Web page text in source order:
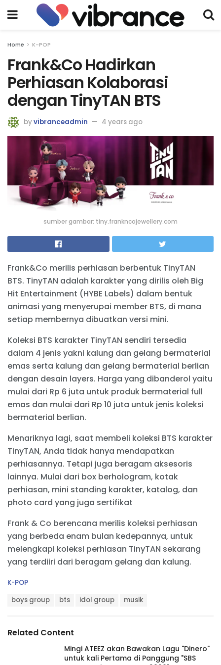
Home K-POP
Frank&Co Hadirkan
Perhiasan Kolaborasi
dengan TinyTAN BTS
byvibranceadmin 4 years ago
sumber gambar: tiny.frankncojewellery.com
Frank&Co merilis perhiasan berbentuk TinyTAN
BTS. TinyTAN adalah karakter yang dirilis oleh Big
Hit Entertainment (HYBE Labels) dalam bentuk
animasi yang menyerupai member BTS, di mana
setiap membernya dibuatkan versi mini.
Koleksi BTS karakter TinyTAN sendiri tersedia
dalam 4 jenis yakni kalung dan gelang bermaterial
emas serta kalung dan gelang bermaterial berlian
dengan desain layers. Harga yang dibanderol yaitu
mulai dari Rp 6 juta untuk produk bermaterial full
emas dan mulai dari Rp 10 juta untuk jenis koleksi
bermaterial berlian.
Menariknya lagi, saat membeli koleksi BTS karakter
TinyTAN, Anda tidak hanya mendapatkan
perhiasannya. Tetapi juga beragam aksesoris
lainnya. Mulai dari box berhologram, kotak
perhiasan, mini standing karakter, katalog, dan
photo card yang juga sertifikat
Frank & Co berencana merilis koleksi perhiasan
yang berbeda enam bulan kedepannya, untuk
melengkapi koleksi perhiasan TinyTAN sekarang
yang terdiiri dari beragam gelang dan kalung.
C
r
K-POP
:
boys group bts idol group musik
Related Content
Mingi ATEEZ akan Bawakan Lagu "Dinero"
untuk kali Pertama di Panggung "SBS